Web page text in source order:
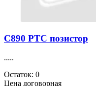
C890 PTC позистор
.....
Остаток: 0
Цена договорная